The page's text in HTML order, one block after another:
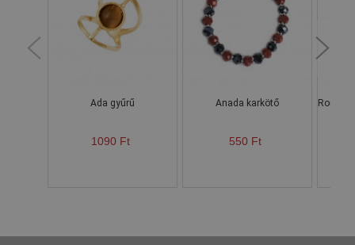
Ada gyűrű
1090 Ft
Anada karkötő
550 Ft